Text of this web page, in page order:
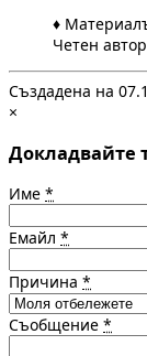
♦
Четен
Създадена на
×
Докладвайте
Име *
Емайл *
Причина *
Съобщение *